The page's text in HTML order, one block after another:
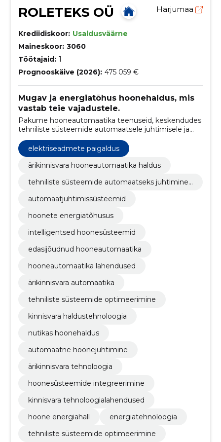
ROLETEKS OÜ Harjumaa
Krediidiskoor: Usaldusväärne
Maineskoor: 3060
Töötajaid: 1
Prognooskäive (2026): 475 059 €
Mugav ja energiatõhus hoonehaldus, mis
vastab teie vajadustele.
Pakume hooneautomaatika teenuseid, keskendudes
tehniliste süsteemide automaatsele juhtimisele ja
optimeerimisele.
elektriseadmete paigaldus
ärikinnisvara hooneautomaatika haldus
tehniliste süsteemide automaatseks juhtimine j
automaatjuhtimissüsteemid
hoonete energiatõhusus
intelligentsed hoonesüsteemid
edasijõudnud hooneautomaatika
hooneautomaatika lahendused
ärikinnisvara automaatika
tehniliste süsteemide optimeerimine
kinnisvara haldustehnoloogia
nutikas hoonehaldus
automaatne hoonejuhtimine
ärikinnisvara tehnoloogia
hoonesüsteemide integreerimine
kinnisvara tehnoloogialahendused
hoone energiahall
energiatehnoloogia
tehniliste süsteemide optimeerimine